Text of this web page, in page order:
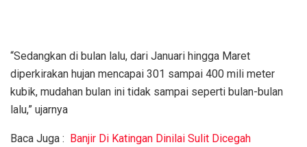
“Sedangkan di bulan lalu, dari Januari hingga Maret
diperkirakan hujan mencapai 301 sampai 400 mili meter
kubik, mudahan bulan ini tidak sampai seperti bulan-bulan
lalu,” ujarnya
Baca Juga : Banjir Di Katingan Dinilai Sulit Dicegah